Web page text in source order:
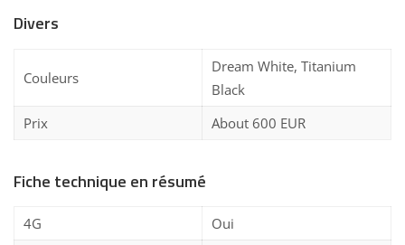
Divers
Couleurs
Dream White, Titanium
Black
Prix
About 600 EUR
Fiche technique en résumé
4G Oui